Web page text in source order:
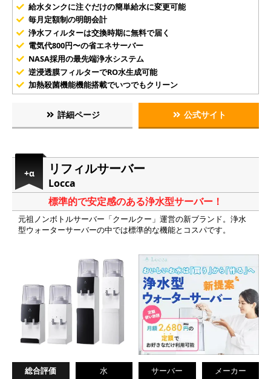
給水タンクに注ぐだけの簡単給水に変更可能
毎月定額制の明朗会計
浄水フィルターは交換時期に無料で届く
電気代800円〜の省エネサーバー
NASA採用の最先端浄水システム
逆浸透膜フィルターでRO水生成可能
加熱殺菌機能機能搭載でいつでもクリーン
詳細ページ 公式サイト
+α リフィルサーバー
Locca
標準的で安定感のある浄水型サーバー！
元祖ノンボトルサーバー「クールクー」運営の新ブランド。浄水
型ウォーターサーバーの中では標準的な機能とコスパです。
総合評価 水 サーバー メーカー